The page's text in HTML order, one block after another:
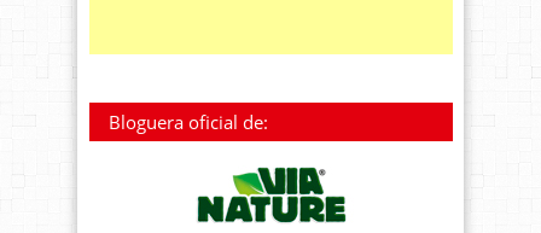
Bloguera oficial de: